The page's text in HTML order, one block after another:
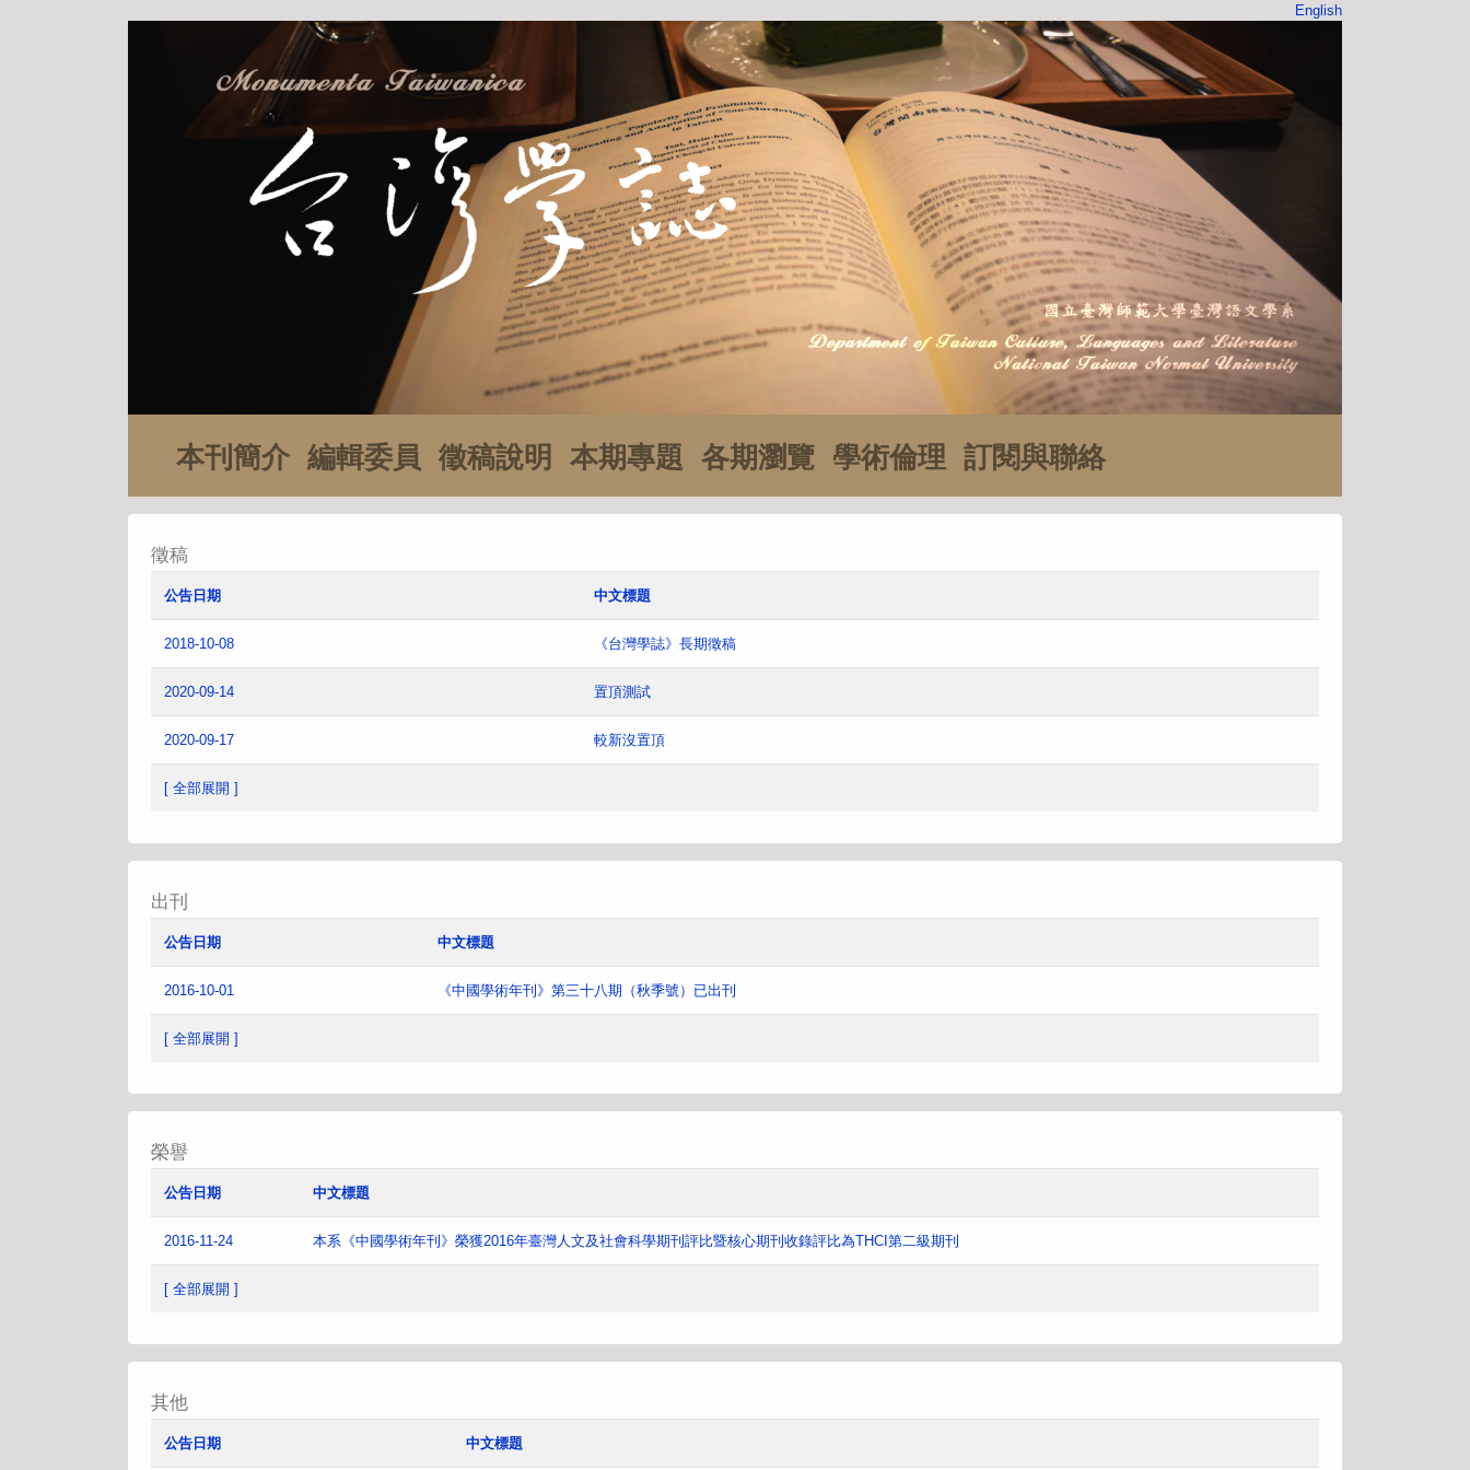
English
本刊簡介 編輯委員 徵稿說明 本期專題 各期瀏覽 學術倫理 訂閱與聯絡
徵稿
公告日期 中文標題
2018-10-08 《台灣學誌》長期徵稿
2020-09-14 置頂測試
2020-09-17 較新沒置頂
[ 全部展開 ]
出刊
公告日期 中文標題
2016-10-01 《中國學術年刊》第三十八期（秋季號）已出刊
[ 全部展開 ]
榮譽
公告日期 中文標題
2016-11-24 本系《中國學術年刊》榮獲2016年臺灣人文及社會科學期刊評比暨核心期刊收錄評比為THCI第二級期刊
[ 全部展開 ]
其他
公告日期 中文標題